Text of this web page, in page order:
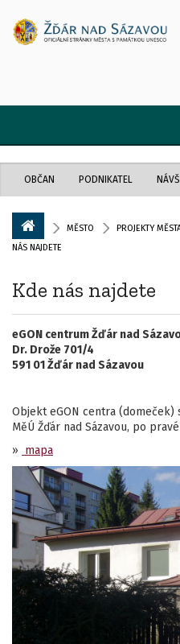
OBČAN PODNIKATEL
MĚSTO PROJEKTY
NÁS NAJDETE
Kde nás najdete
eGON centrum Žďár nad
Dr. Drože 701/4
591 01 Žďár nad Sázavou
Objekt eGON centra
MěÚ Žďár nad Sázavou, po
» mapa